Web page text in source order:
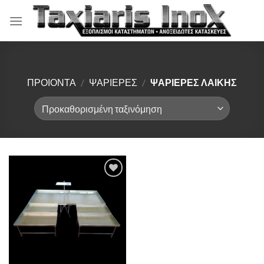
Μετάβαση
στο
ΠΡΟΙΟΝΤΑ / ΨΑΡΙΕΡΕΣ / ΨΑΡΙΕΡΕΣ ΛΑΙΚΗΣ
Πρόσθήκη
στην λίστα
επιθυμιών